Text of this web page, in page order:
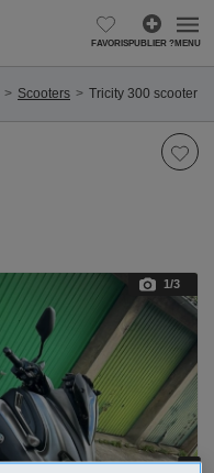
FAVORISPUBLIER ?MENU
Scooters Tricity 300 scooter
1/3